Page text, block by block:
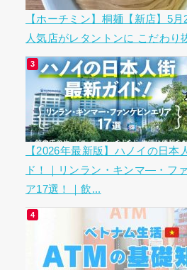
【ホーチミン】桐麺【新店】5
人気店がレタントンに こだわり
【2026年最新版】ハノイの日本
ド！｜リンラン・キンマ―・フ
ア17選！｜飲...